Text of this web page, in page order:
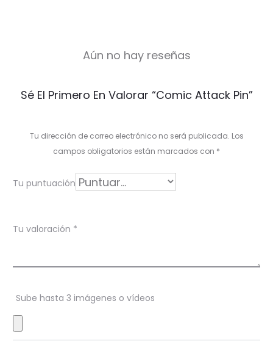
V
a
r
i
o
e
s
Aún no hay reseñas
Sé El Primero En Valorar “Comic Attack Pin”
Tu dirección de correo electrónico no será publicada. Los
campos obligatorios están marcados con *
Tu puntuación
Tu valoración *
Sube hasta 3 imágenes o vídeos